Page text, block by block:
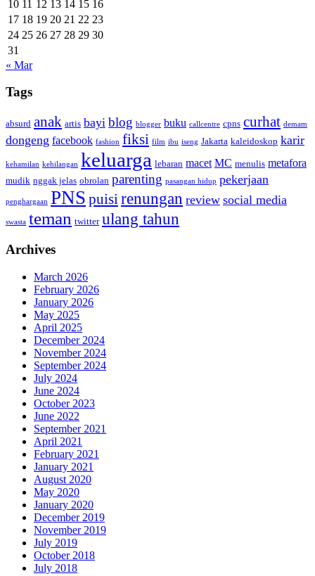
10 11 12 13 14 15 16
17 18 19 20 21 22 23
24 25 26 27 28 29 30
31
« Mar
Tags
absurd anak artis bayi blog blogger buku callcentre cpns curhat demam
dongeng facebook fashion fiksi film ibu iseng Jakarta kaleidoskop karir
kehamilan kehilangan keluarga lebaran macet MC menulis metafora
mudik nggak jelas obrolan parenting pasangan hidup pekerjaan
penghargaan PNS puisirenungan review social media
swasta teman twitter ulang tahun
Archives
March 2026
February 2026
January 2026
May 2025
April 2025
December 2024
November 2024
September 2024
July 2024
June 2024
October 2023
June 2022
September 2021
April 2021
February 2021
January 2021
August 2020
May 2020
January 2020
December 2019
November 2019
July 2019
October 2018
July 2018